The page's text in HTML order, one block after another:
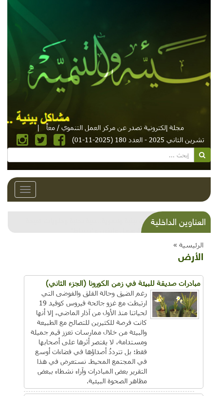
مجلة إلكترونية تصدر عن مركز العمل التنموي / معاً
|
تشرين الثاني 2025 - العدد 180 (2025-11-01)
Toggle
العناوين الداخليةشذرات بيئية وتنموية...بنية تحتية وحلويات قبيحة
وحاكورة ونوبل وزيتون و"سيباط"
الرئيسية »
الأرض
مبادرات صديقة للبيئة في زمن الكورونا (الجزء الثاني)
رغم الضيق وحالة القلق والفوضى التي
ارتبطت مع غزو جائحة فيروس كوفيد 19
لحياتنا منذ الأول من آذار الماضي، إلا أنها
كانت فرصة للكثيرين للتصالح مع الطبيعة
والبيئة من خلال ممارسات تعزز قيم جميلة
ومستدامة، لا يقتصر أثرها على أصحابها
فقط؛ بل تترددُ أصداؤها في فضاءات أوسع
في المجتمع المحيط. نستعرض في هذا
التقرير بعض المبادرات وآراء نشطاء ببعض
مظاهر الصحوة البيئية.